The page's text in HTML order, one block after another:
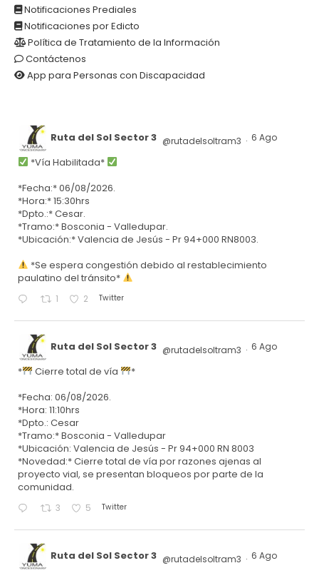
Notificaciones Prediales
Notificaciones por Edicto
Política de Tratamiento de la Información
Contáctenos
App para Personas con Discapacidad
Ruta del Sol Sector 3 @rutadelsoltram3 · 6 Ago
*Vía Habilitada*
*Fecha:* 06/08/2026.
*Hora:* 15:30hrs
*Dpto.:* Cesar.
*Tramo:* Bosconia - Valledupar.
*Ubicación:* Valencia de Jesús - Pr 94+000 RN8003.
*Se espera congestión debido al restablecimiento
paulatino del tránsito*
1 2 Twitter
Ruta del Sol Sector 3 @rutadelsoltram3 · 6 Ago
* Cierre total de vía
*
*Fecha: 06/08/2026.
*Hora: 11:10hrs
*Dpto.: Cesar
*Tramo:* Bosconia - Valledupar
*Ubicación: Valencia de Jesús - Pr 94+000 RN 8003
*Novedad:* Cierre total de vía por razones ajenas al
proyecto vial, se presentan bloqueos por parte de la
comunidad.
3 5 Twitter
Ruta del Sol Sector 3 @rutadelsoltram3 · 6 Ago